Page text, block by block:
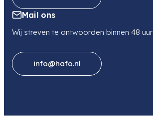
Mail ons
Wij streven te antwoorden binnen 48 uur
info@hafo.nl